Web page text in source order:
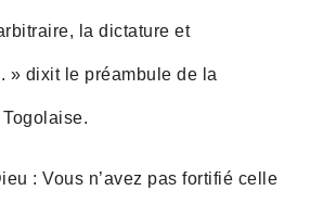
la dictature et
» dixit le préambule de la
: Vous n’avez pas fortifié celle